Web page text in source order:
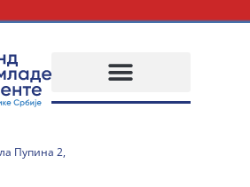
Пупина 2,